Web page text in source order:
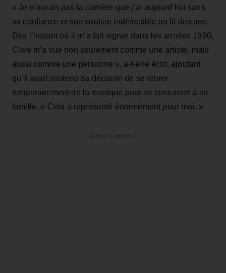
« Je n’aurais pas la carrière que j’ai aujourd’hui sans
sa confiance et son soutien indéfectible au fil des ans.
Dès l’instant où il m’a fait signer dans les années 1990,
Clive m’a vue non seulement comme une artiste, mais
aussi comme une personne », a‑t‑elle écrit, ajoutant
qu’il avait soutenu sa décision de se retirer
temporairement de la musique pour se consacrer à sa
famille. « Cela a représenté énormément pour moi. »